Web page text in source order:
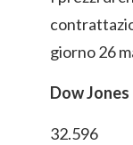
giorno 26
Dow Jones
32.596